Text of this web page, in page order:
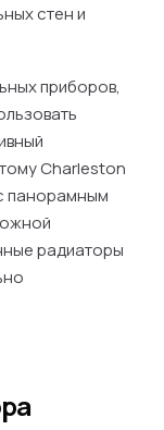
стен и
приборов,
Charleston
панорамным
радиаторы